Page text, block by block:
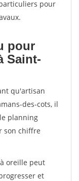
pour
pour
Saint-
qu'artisan
des-cots, il
planning
son chiffre
oreille peut
et